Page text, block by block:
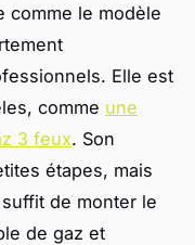
comme le modèle
Elle est
comme une
3 feux. Son
étapes, mais
de monter le
de gaz et